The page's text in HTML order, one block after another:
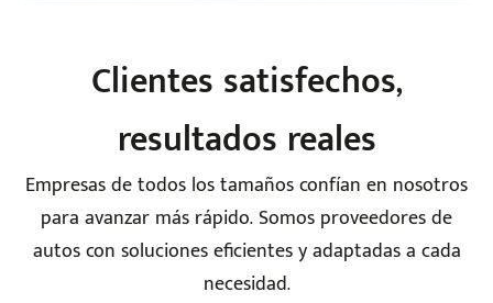
Clientes satisfechos,
resultados reales
Empresas de todos los tamaños confían en nosotros
para avanzar más rápido. Somos proveedores de
autos con soluciones eficientes y adaptadas a cada
necesidad.